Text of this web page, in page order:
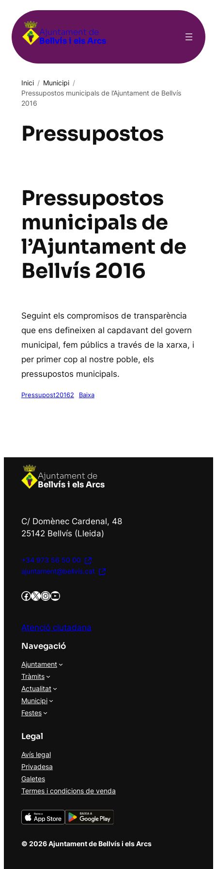
Ajuntament de
Bellvís i els Arcs
Inici / Municipi /
Pressupostos municipals de l’Ajuntament de Bellvís
2016
Pressupostos
Pressupostos
municipals de
l’Ajuntament de
Bellvís 2016
Seguint els compromisos de transparència
que ens defineixen al capdavant del govern
municipal, fem públics a través de la xarxa, i
per primer cop al nostre poble, els
pressupostos municipals.
Pressupost20162 Baixa
Ajuntament de
Bellvís i els Arcs
C/ Domènec Cardenal, 48
25142 Bellvís (Lleida)
+34 973 56 50 00
ajuntament@bellvis.cat
https://www.facebook.com/AjBellvisArcs/?locale=es_ES Twitter/X InstagramYouTube
Atenció ciutadana
Navegació
Ajuntament
Tràmits
Actualitat
Municipi
Festes
Legal
Avís legal
Privadesa
Galetes
Termes i condicions de venda
© 2026 Ajuntament de Bellvís i els Arcs